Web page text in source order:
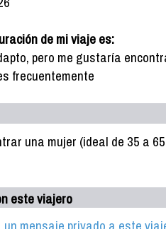
de mi viaje es:
pero me gustaría
frecuentemente
una mujer (ideal de 35 a
este viajero